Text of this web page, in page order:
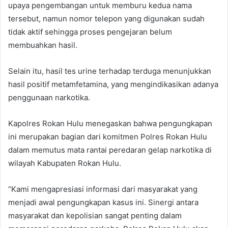
upaya pengembangan untuk memburu kedua nama
tersebut, namun nomor telepon yang digunakan sudah
tidak aktif sehingga proses pengejaran belum
membuahkan hasil.
Selain itu, hasil tes urine terhadap terduga menunjukkan
hasil positif metamfetamina, yang mengindikasikan adanya
penggunaan narkotika.
Kapolres Rokan Hulu menegaskan bahwa pengungkapan
ini merupakan bagian dari komitmen Polres Rokan Hulu
dalam memutus mata rantai peredaran gelap narkotika di
wilayah Kabupaten Rokan Hulu.
“Kami mengapresiasi informasi dari masyarakat yang
menjadi awal pengungkapan kasus ini. Sinergi antara
masyarakat dan kepolisian sangat penting dalam